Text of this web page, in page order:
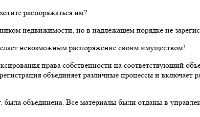
распоряжаться им?
недвижимости, но в надлежащем порядке не
невозможным распоряжение своим имуществом!
права собственности на соответствующий
объединяет различные процессы и включает
объединена. Все материалы были отданы в